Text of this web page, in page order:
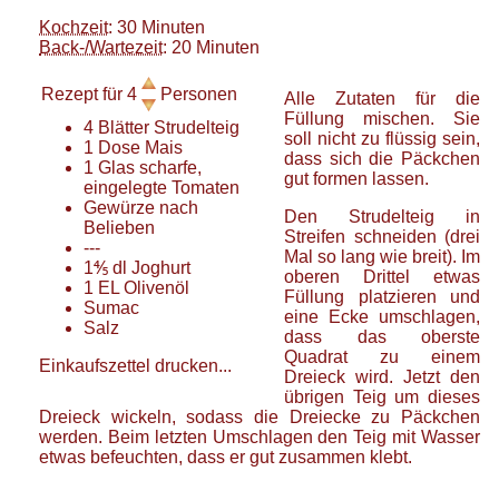
Kochzeit: 30 Minuten
Back-/Wartezeit: 20 Minuten
Rezept für 4
Personen
4 Blätter Strudelteig
1 Dose Mais
1 Glas scharfe,
eingelegte Tomaten
Gewürze nach
Belieben
---
1⅘ dl Joghurt
1 EL Olivenöl
Sumac
Salz
Einkaufszettel drucken...
Alle Zutaten für die
Füllung mischen. Sie
soll nicht zu flüssig sein,
dass sich die Päckchen
gut formen lassen.
Den Strudelteig in
Streifen schneiden (drei
Mal so lang wie breit). Im
oberen Drittel etwas
Füllung platzieren und
eine Ecke umschlagen,
dass das oberste
Quadrat zu einem
Dreieck wird. Jetzt den
übrigen Teig um dieses
Dreieck wickeln, sodass die Dreiecke zu Päckchen
werden. Beim letzten Umschlagen den Teig mit Wasser
etwas befeuchten, dass er gut zusammen klebt.